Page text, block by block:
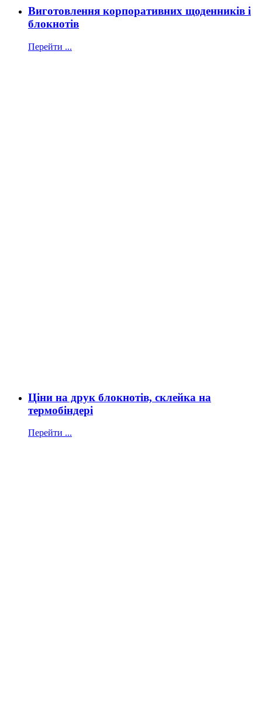
Виготовлення корпоративних щоденників і
блокнотів
Перейти ...
Ціни на друк блокнотів, склейка на
термобіндері
Перейти ...